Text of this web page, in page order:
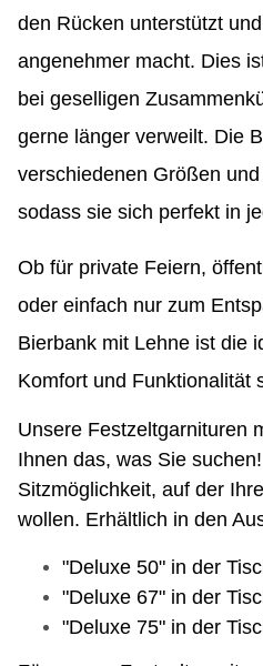
den Rücken unterstützt
angenehmer macht. Dies
bei geselligen
gerne länger verweilt. Die
verschiedenen Größen
sodass sie sich perfekt in
Ob für private Feiern,
oder einfach nur zum
Bierbank mit Lehne ist die
Komfort und Funktionalität
Unsere Festzeltgarnituren
Ihnen das, was Sie
Sitzmöglichkeit, auf der
wollen. Erhältlich in den
"Deluxe 50" in der
"Deluxe 67" in der
"Deluxe 75" in der